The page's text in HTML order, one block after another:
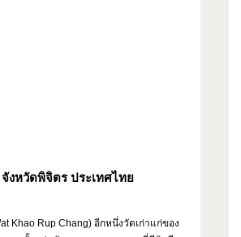
จังหวัดพิจิตร ประเทศไทย
Khao Rup Chang) อีกหนึ่งวัดเก่าแก่ของ